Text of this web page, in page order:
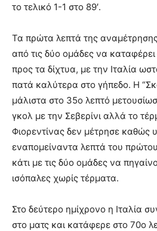
το τελικό 1-1 στο 89′.
Τα πρώτα λεπτά της
από τις δύο ομάδες να
προς τα δίχτυα, με την Ιταλία
πατά καλύτερα στο γήπεδο. Η
μάλιστα στο 35ο λεπτό
γκολ με την Σεβερίνι αλλά το
Φιορεντίνας δεν μέτρησε καθώς
εναπομείναντα λεπτά του
κάτι με τις δύο ομάδες να
ισόπαλες χωρίς τέρματα.
Στο δεύτερο ημίχρονο η Ιταλία
στο ματς και κατάφερε στο 70ο